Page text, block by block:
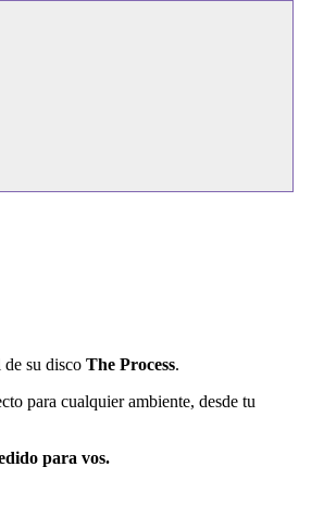
de su disco The Process.
para cualquier ambiente, desde tu
para vos.